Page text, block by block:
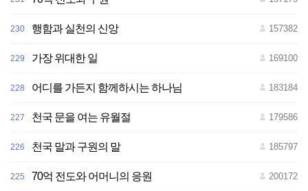
230 행함과 실천의 신앙 157382
229 가장 위대한 일 169100
228 어디를 가든지 함께하시는 하나님 183184
227 천국 문을 여는 유월절 179586
226 천국 말과 구원의 말 185797
225 70억 전도와 어머니의 응원 200172